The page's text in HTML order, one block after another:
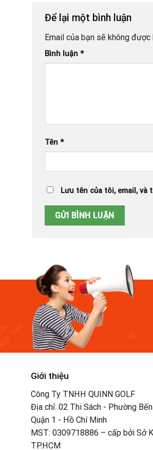
Để lại một bình luận
Email của bạn sẽ không được
Bình luận *
Tên *
Lưu tên của tôi, email,
Giới thiệu
Công Ty TNHH QUINN GOLF
Địa chỉ: 02 Thi Sách - Phường
Quận 1 - Hồ Chí Minh
MST: 0309718886 – cấp bởi Sở
TP.HCM